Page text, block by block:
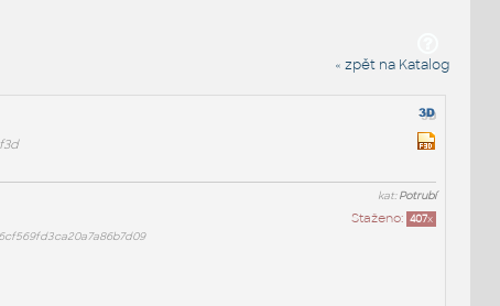
« zpět na Katalog
kat:Potrubí
Staženo: 407x